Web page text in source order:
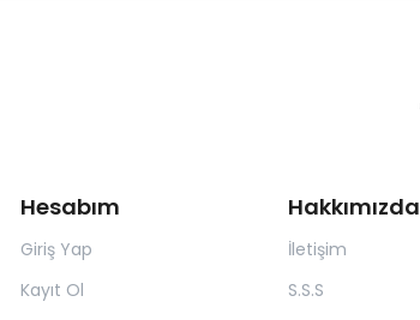
Hesabım
Giriş Yap
Kayıt Ol
Hakkımızda
İletişim
S.S.S